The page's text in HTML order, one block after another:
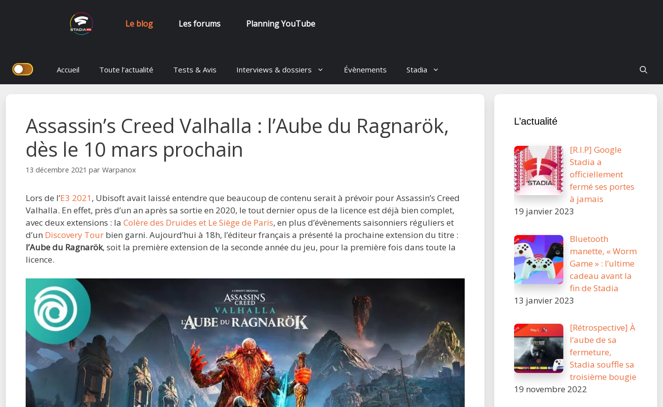
Le blog Les forums Planning YouTube
Aller
contenu
Accueil Toute l’actualité Tests & Avis Interviews & dossiers Évènements Stadia
Assassin’s Creed Valhalla : l’Aube du Ragnarök,
dès le 10 mars prochain
13 décembre 2021 par Warpanox
Lors de l’E3 2021, Ubisoft avait laissé entendre que beaucoup de contenu serait à prévoir pour Assassin’s Creed
Valhalla. En effet, près d’un an après sa sortie en 2020, le tout dernier opus de la licence est déjà bien complet,
avec deux extensions : la Colère des Druides et Le Siège de Paris, en plus d’évènements saisonniers réguliers et
d’un Discovery Tour bien garni. Aujourd’hui à 18h, l’éditeur français a présenté la prochaine extension du titre :
l’Aube du Ragnarök, soit la première extension de la seconde année du jeu, pour la première fois dans toute la
licence.
L’actualité
[R.I.P] Google
Stadia a
officiellement
fermé ses portes
à jamais
19 janvier 2023
Bluetooth
manette, « Worm
Game » : l’ultime
cadeau avant la
fin de Stadia
13 janvier 2023
[Rétrospective] À
l’aube de sa
fermeture,
Stadia souffle sa
troisième bougie
19 novembre 2022